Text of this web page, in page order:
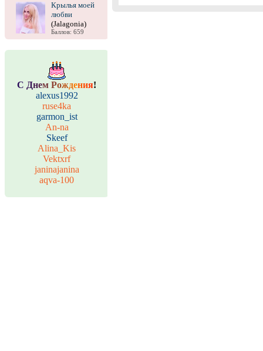
Крылья моей
любви
(Jalagonia)
Баллов: 659
С Днем Рождения!
alexus1992
ruse4ka
garmon_ist
An-na
Skeef
Alina_Kis
Vektxrf
janinajanina
aqva-100